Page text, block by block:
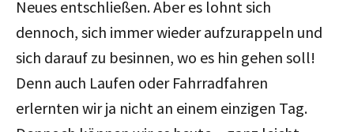
Neues entschließen. Aber es lohnt sich
dennoch, sich immer wieder aufzurappeln und
sich darauf zu besinnen, wo es hin gehen soll!
Denn auch Laufen oder Fahrradfahren
erlernten wir ja nicht an einem einzigen Tag.